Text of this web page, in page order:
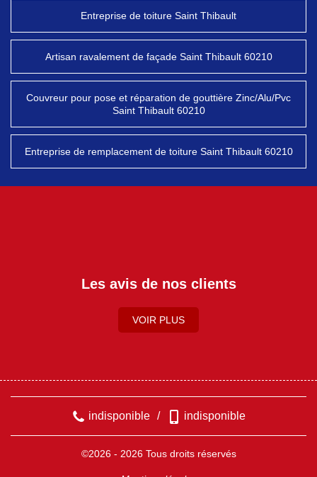
Entreprise de toiture Saint Thibault
Artisan ravalement de façade Saint Thibault 60210
Couvreur pour pose et réparation de gouttière Zinc/Alu/Pvc
Saint Thibault 60210
Entreprise de remplacement de toiture Saint Thibault 60210
Les avis de nos clients
VOIR PLUS
indisponible / indisponible
©2026 - 2026 Tous droits réservés